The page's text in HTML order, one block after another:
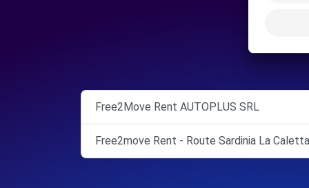
Free2Move Rent AUTOPLUS SRL
Free2move Rent - Route Sardinia La